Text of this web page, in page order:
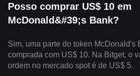
Posso comprar US$ 10 em
McDonald&#39;s Bank?
Sim, uma parte do token McDonald's
comprada com US$ 10. Na Bitget, o
ordem no mercado spot é de US$ 5.